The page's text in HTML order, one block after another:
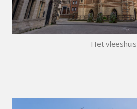
Het vleeshuis